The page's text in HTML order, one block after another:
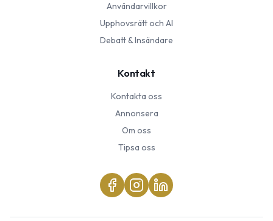
Användarvillkor
Upphovsrätt och AI
Debatt & Insändare
Kontakt
Kontakta oss
Annonsera
Om oss
Tipsa oss